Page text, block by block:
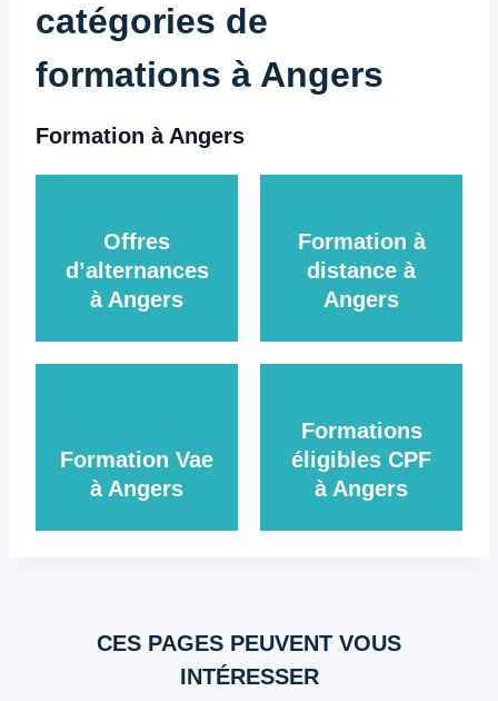
catégories de
formations à Angers
Formation à Angers
Offres
d’alternances
à Angers
Formation à
distance à
Angers
Formation Vae
à Angers
Formations
éligibles CPF
à Angers
CES PAGES PEUVENT VOUS
INTÉRESSER